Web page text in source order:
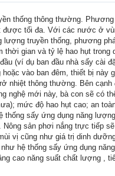
thống thông thường.
được tối đa. Với các nước ở
lượng truyền thống, phương
gian và tỷ lệ hao hụt trong
(ví dụ ban đầu nhà sấy cài
vào ban đêm, thiết bị này
nhiệt thông thường. Bên cạnh
nghệ mới này, bà con sẽ có
mức độ hao hụt cao; an
thống sấy ứng dụng năng
sản phơi nắng trực tiếp
vị cũng như giá trị dinh
hệ thống sấy ứng dụng
cao năng suất chất lượng ,